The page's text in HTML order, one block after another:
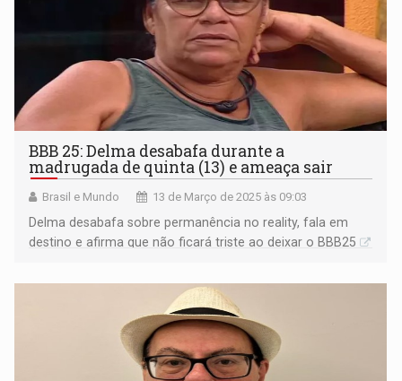
BBB 25: Delma desabafa durante a
madrugada de quinta (13) e ameaça sair
Brasil e Mundo 13 de Março de 2025 às 09:03
Delma desabafa sobre permanência no reality, fala em
destino e afirma que não ficará triste ao deixar o BBB25